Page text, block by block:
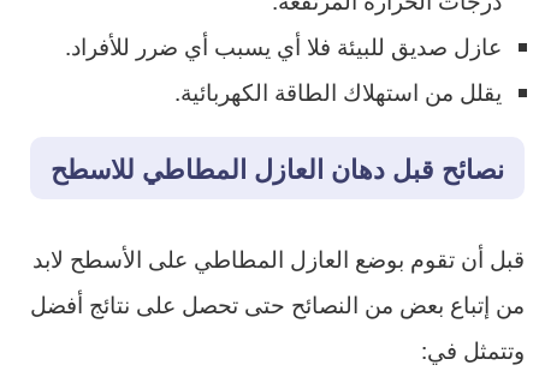
عازل صديق للبيئة فلا أي يسبب أي ضرر للأفراد.
يقلل من استهلاك الطاقة الكهربائية.
نصائح قبل دهان العازل المطاطي للاسطح
قبل أن تقوم بوضع العازل المطاطي على الأسطح لابد
من إتباع بعض من النصائح حتى تحصل على نتائج أفضل
وتتمثل في: